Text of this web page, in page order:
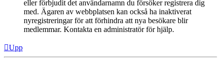
eller förbjudit det användarnamn du försöker registrera dig
med. Ägaren av webbplatsen kan också ha inaktiverat
nyregistreringar för att förhindra att nya besökare blir
medlemmar. Kontakta en administratör för hjälp.
Upp